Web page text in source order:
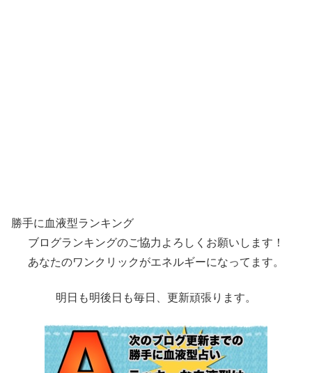
勝手に血液型ランキング
ブログランキングのご協力よろしくお願いします！
あなたのワンクリックがエネルギーになってます。
明日も明後日も毎日、更新頑張ります。